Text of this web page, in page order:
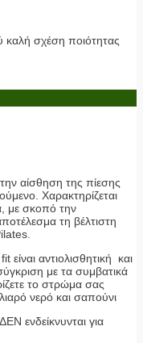
καλή σχέση ποιότητας
αίσθηση της πίεσης
Χαρακτηρίζεται
με σκοπό την
τη βέλτιστη
αντιολισθητική και
με τα συμβατικά
το στρώμα σας
νερό και σαπούνι
ενδείκνυνται για